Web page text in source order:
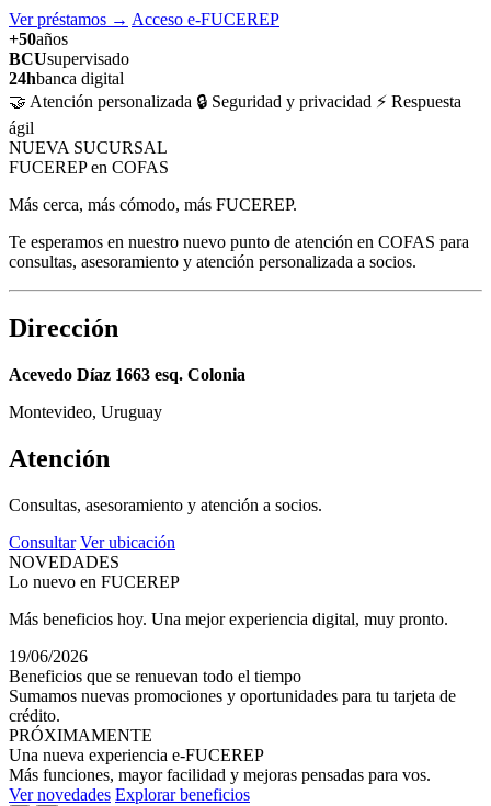
Ver préstamos → Acceso e-FUCEREP
+50años
BCUsupervisado
24hbanca digital
🤝 Atención personalizada 🔒 Seguridad y privacidad ⚡ Respuesta
ágil
NUEVA SUCURSAL
FUCEREP en COFAS
Más cerca, más cómodo, más FUCEREP.
Te esperamos en nuestro nuevo punto de atención en COFAS para
consultas, asesoramiento y atención personalizada a socios.
Dirección
Acevedo Díaz 1663 esq. Colonia
Montevideo, Uruguay
Atención
Consultas, asesoramiento y atención a socios.
Consultar Ver ubicación
NOVEDADES
Lo nuevo en FUCEREP
Más beneficios hoy. Una mejor experiencia digital, muy pronto.
19/06/2026
Beneficios que se renuevan todo el tiempo
Sumamos nuevas promociones y oportunidades para tu tarjeta de
crédito.
PRÓXIMAMENTE
Una nueva experiencia e-FUCEREP
Más funciones, mayor facilidad y mejoras pensadas para vos.
Ver novedades Explorar beneficios